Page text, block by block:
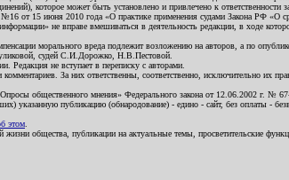
которое может быть установлено и привлечено к ответственности
от 15 июня 2010 года «О практике применения судами Закона РФ «О
не вправе вмешиваться в деятельность редакции, в ходе
морального вреда подлежит возложению на авторов, а по
судей С.И.Дорожко, Н.В.Пестовой.
Редакция не вступает в переписку с авторами.
комментариев. За них ответственны, соответственно, исключительно
общественного мнения» Федерального закона от 12.06.2002 г. №
указанную публикацию (обнародование) - едино - сайт, без оплаты -
этом
жизни общества, публикации на актуальные темы, просветительские